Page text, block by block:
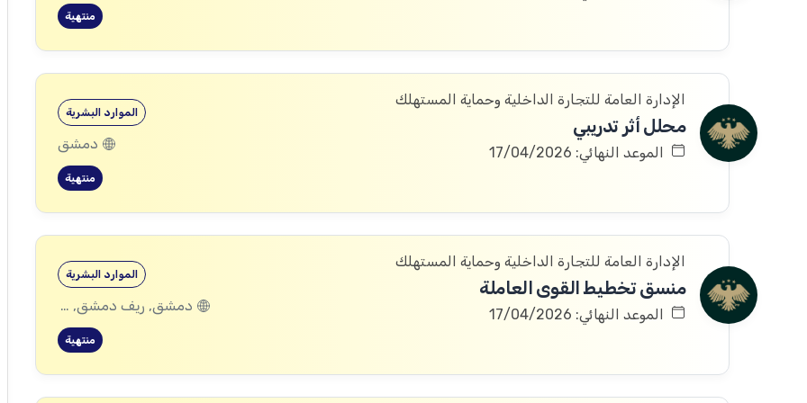
منتهية
الإدارة العامة للتجارة الداخلية وحماية المستهلك
محلل أثر تدريبي
الموعد النهائي: 17/04/2026
الموارد البشرية
دمشق
منتهية
الإدارة العامة للتجارة الداخلية وحماية المستهلك
منسق تخطيط القوى العاملة
الموعد النهائي: 17/04/2026
الموارد البشرية
دمشق, ريف دمشق, ديرالزور, درعا, إدلب, القنيطرة, حمص, الحسكة, حماة
منتهية